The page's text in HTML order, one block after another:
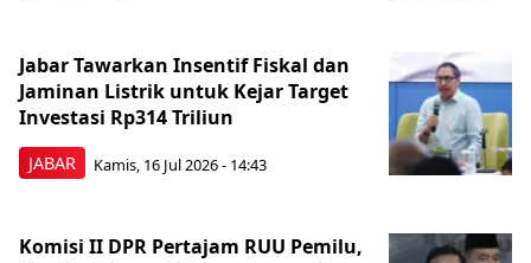
JABAR
Jabar Tawarkan Insentif Fiskal dan
Jaminan Listrik untuk Kejar Target
Investasi Rp314 Triliun
Kamis, 16 Jul 2026 - 14:43
Komisi II DPR Pertajam RUU Pemilu,